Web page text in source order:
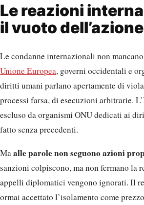
Le reazioni
il vuoto dell’azione
Le condanne internazionali non
Unione Europea, governi occidentali e
diritti umani parlano apertamente di
processi farsa, di esecuzioni arbitrarie.
escluso da organismi ONU dedicati ai
fatto senza precedenti.
Ma alle parole non seguono azioni
sanzioni colpiscono, ma non fermano la
appelli diplomatici vengono ignorati. Il
ormai accettato l’isolamento come